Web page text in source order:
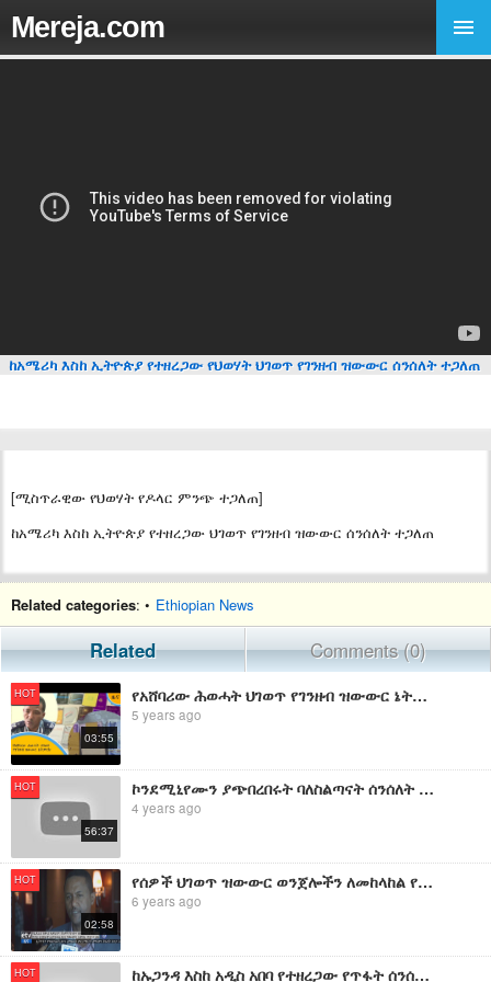
Mereja.com
ከአሜሪካ እስከ ኢትዮጵያ የተዘረጋው የህወሃት ህገወጥ የገንዘብ ዝውውር ሰንሰለት ተጋለጠ
[ሚስጥራዊው የህወሃት የዶላር ምንጭ ተጋለጠ]
ከአሜሪካ እስከ ኢትዮጵያ የተዘረጋው ህገወጥ የገንዘብ ዝውውር ሰንሰለት ተጋለጠ
Related categories: • Ethiopian News
Related Comments (0)
HOT
03:55
የአሸባሪው ሕወሓት ህገወጥ የገንዘብ ዝውውር ኔትዎርክ
5 years ago
HOT
56:37
ኮንደሚኒየሙን ያጭበረበሩት ባለስልጣናት ሰንሰለት ሲጋለጥ | ሶፍትዌሩን ካበለፀጉት እስከ ሚኒስቴሩ የተዘረጋው የኮንዶሚኒየሙ ስርቆት ሰንሰለት በማስረጃ ሲጋለጥ
4 years ago
HOT
02:58
የሰዎች ህገወጥ ዝውውር ወንጀሎችን ለመከላከል የህግ ማእቀፎች እየተሻሻሉ መሆኑ ተገለጸ፡፡
6 years ago
HOT ከኡጋንዳ እስከ አዲስ አበባ የተዘረጋው የጥፋት ሰንሰለት | የኢትዮጵያ ደህንነት ቢሮ ያመከነው አደገኛው የህወሓት ዕቅድ እና ሴራ ሲጋለጥ